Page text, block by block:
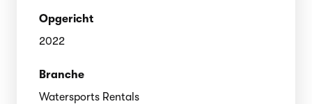
Opgericht
2022
Branche
Watersports Rentals